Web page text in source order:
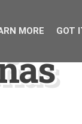
MORE GOT